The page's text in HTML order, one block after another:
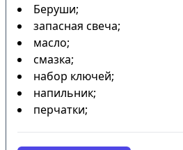
Беруши;
запасная свеча;
масло;
смазка;
набор ключей;
напильник;
перчатки;